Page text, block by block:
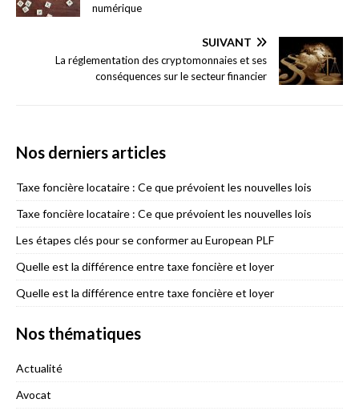
numérique
SUIVANT
La réglementation des cryptomonnaies et ses
conséquences sur le secteur financier
Nos derniers articles
Taxe foncière locataire : Ce que prévoient les nouvelles lois
Taxe foncière locataire : Ce que prévoient les nouvelles lois
Les étapes clés pour se conformer au European PLF
Quelle est la différence entre taxe foncière et loyer
Quelle est la différence entre taxe foncière et loyer
Nos thématiques
Actualité
Avocat